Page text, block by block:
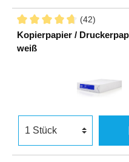
(42)
Kopierpapier /
weiß